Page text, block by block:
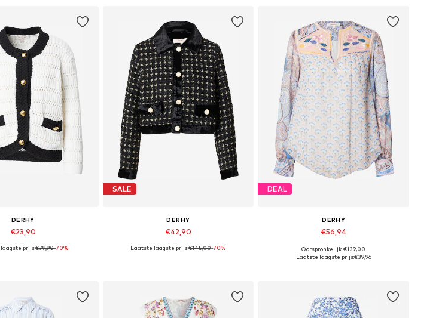
DERHY
€23,90
maten: S, M, L, XL
prijs:€79,90-70%
SALE
DERHY
€42,90
Beschikbare maten: M, L, XL
Laatste laagste prijs:€145,00-70%
DEAL
DERHY
€56,94
Beschikbare maten: S, M
Oorspronkelijk: €139,00
Laatste laagste prijs:€39,96